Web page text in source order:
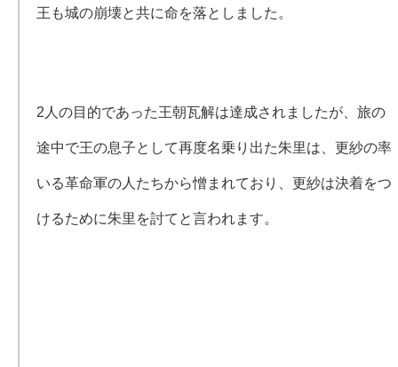
王も城の崩壊と共に命を落としました。
2人の目的であった王朝瓦解は達成されましたが、旅の
途中で王の息子として再度名乗り出た朱里は、更紗の率
いる革命軍の人たちから憎まれており、更紗は決着をつ
けるために朱里を討てと言われます。